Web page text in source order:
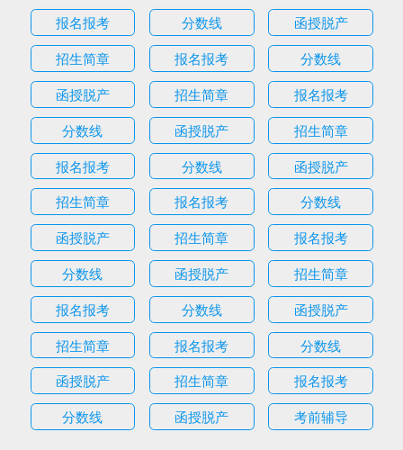
报名报考
分数线
函授脱产
招生简章
报名报考
分数线
函授脱产
招生简章
报名报考
分数线
函授脱产
招生简章
报名报考
分数线
函授脱产
招生简章
报名报考
分数线
函授脱产
招生简章
报名报考
分数线
函授脱产
招生简章
报名报考
分数线
函授脱产
招生简章
报名报考
分数线
函授脱产
招生简章
报名报考
分数线
函授脱产 考前辅导